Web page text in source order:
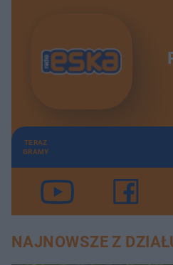
TERAZ
GRAMY
NAJNOWSZE Z